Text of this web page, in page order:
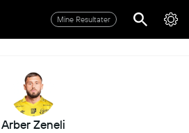
Mine Resultater
Arber Zeneli